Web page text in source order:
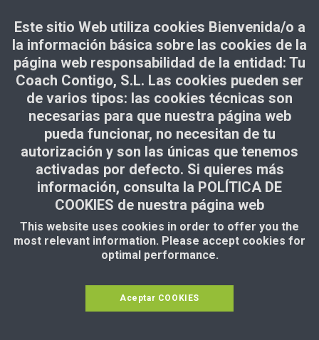
mejorado la conexión en familia y descansamos
mucho mejor.
EMILIO, padre de Daniela (19 años)
hija Sofíahabía pasado por un momento muy
difícil; decidió dejar los estudios porque se sentía
completamente perdida y sin motivación. Estaba en
un punto en el que no sabía qué quería hacer con su
vida y eso le generaba mucha ansiedad. Al principio,
que no sabía en qué consistía el trabajo de una
coach. Mi hija había asistido ya a 2 psicólogos pero
no conseguía salir del bucle y seguía encerrada en
Este sitio Web utiliza cookies Bienvenida/o a
la información básica sobre las cookies de la
página web responsabilidad de la entidad: Tu
Coach Contigo, S.L. Las cookies pueden ser
de varios tipos: las cookies técnicas son
necesarias para que nuestra página web
pueda funcionar, no necesitan de tu
autorización y son las únicas que tenemos
activadas por defecto. Si quieres más
información, consulta la POLÍTICA DE
COOKIES de nuestra página web
This website uses cookies in order to offer you the
most relevant information. Please accept cookies for
optimal performance.
Aceptar COOKIES